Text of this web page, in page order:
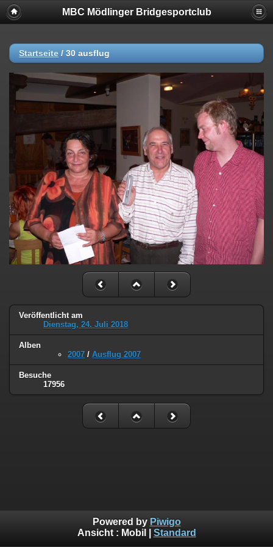
MBC Mödlinger Bridgesportclub
Startseite / 30 ausflug
Veröffentlicht am
Dienstag, 24. Juli 2018
Alben
2007 / Ausflug 2007
Besuche
17956
Powered by Piwigo
Ansicht : Mobil Standard